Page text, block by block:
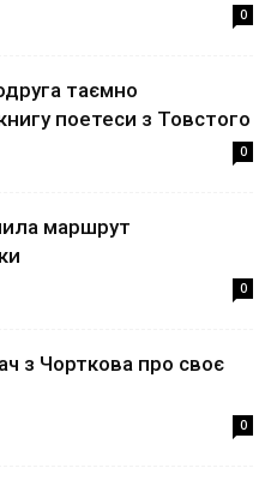
0
таємно
поетеси з Товстого
0
маршрут
0
з Чорткова про своє
0